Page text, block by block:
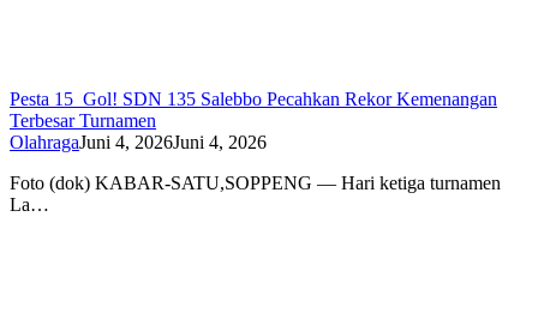
Pesta 15 Gol! SDN 135 Salebbo Pecahkan Rekor Kemenangan
Terbesar Turnamen
OlahragaJuni 4, 2026Juni 4, 2026
Foto (dok) KABAR-SATU,SOPPENG — Hari ketiga turnamen
La…